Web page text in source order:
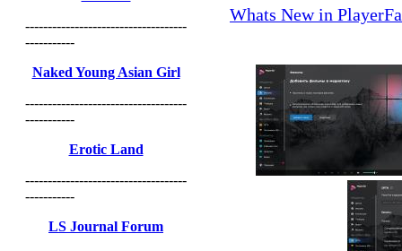
------------------------------------
-----------
Naked Young Asian Girl
------------------------------------
-----------
Erotic Land
------------------------------------
-----------
LS Journal Forum
Whats New in